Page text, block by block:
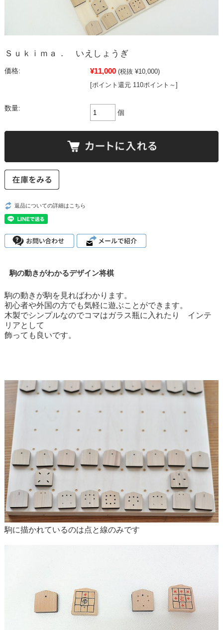
Ｓｕｋｉｍａ． いえしょうぎ
価格: ¥11,000 (税抜 ¥10,000)
[ポイント還元 110ポイント～]
数量:
個
返品についての詳細はこちら
駒の動きがわかるデザイン将棋
駒の動きが駒を見ればわかります。
初心者や外国の方でも気軽に遊ぶことができます。
木製でシンプルなのでコマはガラス瓶に入れたり インテ
リアとして
飾っても良いです。
駒に描かれているのは点と線のみです